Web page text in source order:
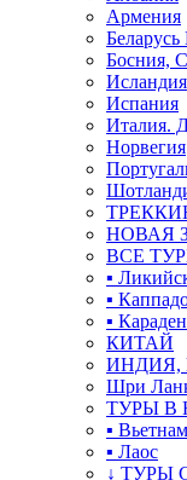
Армения
Босния,
Исландия
Испания
Италия.
Норвегия
НОВАЯ
ВСЕ
▪
▪
▪
КИТАЙ
ИНДИЯ,
Шри
ТУРЫ В
▪ Вьетнам
▪ Лаос
↓ ТУРЫ